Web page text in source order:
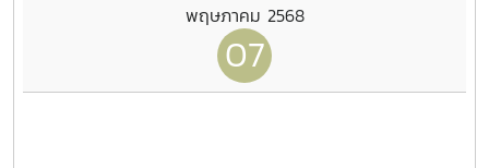
พฤษภาคม 2568
07